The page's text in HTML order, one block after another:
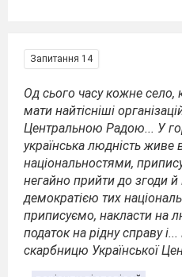
Запитання 14
Од сього часу кожне село,
мати найтісніші
Центральною Радою... У
українська людність
національностями,
негайно прийти до згоди
демократією тих
приписуємо, накласти на
податок на рідну справу
скарбницю Української